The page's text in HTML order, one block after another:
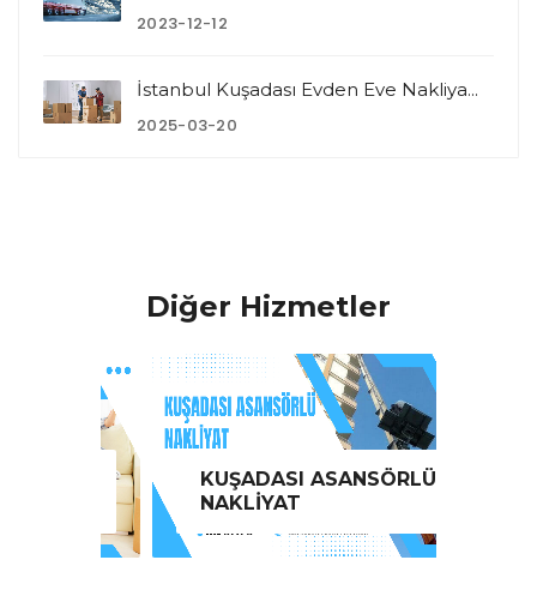
2023-12-12
İstanbul Kuşadası Evden Eve Nakliya...
2025-03-20
Diğer Hizmetler
KUŞADASI ASANSÖRLÜ
NAKLİYAT